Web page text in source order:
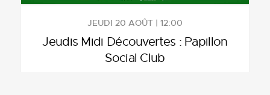
JEUDI 20 AOÛT | 12:00
Jeudis Midi Découvertes : Papillon
Social Club